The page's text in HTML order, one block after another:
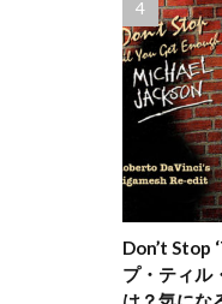
Don’t Stop
プ・ティル